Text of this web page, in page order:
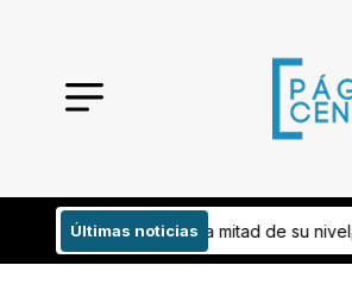
Últimas noticias
de su nivel¡Cuidado! Alertan por